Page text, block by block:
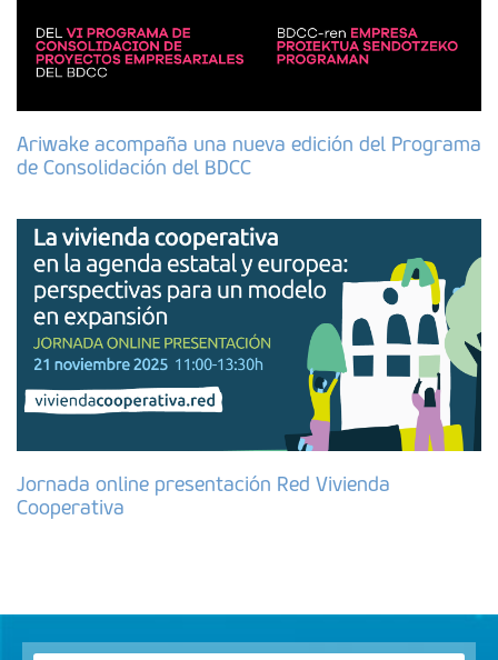
Ariwake acompaña una nueva edición del Programa
de Consolidación del BDCC
Jornada online presentación Red Vivienda
Cooperativa